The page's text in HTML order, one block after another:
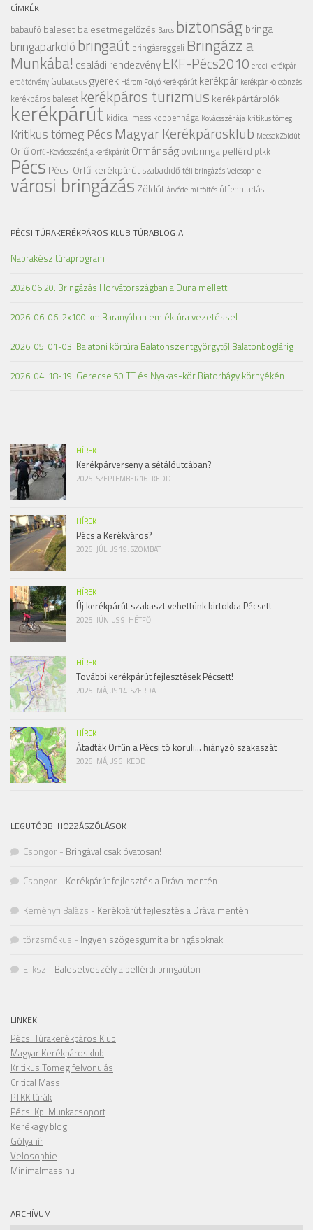
CÍMKÉK
babaufó balesetbalesetmegelőzés Barcs biztonságbringa
bringaparkolóbringaút bringásreggeli Bringázz a
Munkába! családi rendezvényEKF-Pécs2010 erdei kerékpár
erdőtörvény Gubacsos gyerek Három Folyó Kerékpárút kerékpár kerékpár kölcsönzés
kerékpáros baleset kerékpáros turizmus kerékpártárolók
kerékpárút kidical mass koppenhága Kovácsszénája kritikus tömeg
Kritikus tömeg PécsMagyar Kerékpárosklub Mecsek Zöldút
Orfű Orfű-Kovácsszénája kerékpárút Ormánságovibringapellérd ptkk
Pécs Pécs-Orfű kerékpárútszabadidő téli bringázásVelosophie
városi bringázás Zöldútárvédelmi töltés útfenntartás
PÉCSI TÚRAKERÉKPÁROS KLUB TÚRABLOGJA
Naprakész túraprogram
2026.06.20. Bringázás Horvátországban a Duna mellett
2026. 06. 06. 2x100 km Baranyában emléktúra vezetéssel
2026. 05. 01-03. Balatoni körtúra Balatonszentgyörgytől Balatonboglárig
2026. 04. 18-19. Gerecse 50 TT és Nyakas-kör Biatorbágy környékén
HÍREK
Kerékpárverseny a sétálóutcában?
2025. SZEPTEMBER 16. KEDD
HÍREK
Pécs a Kerékváros?
2025. JÚLIUS 19. SZOMBAT
HÍREK
Új kerékpárút szakaszt vehettünk birtokba Pécsett
2025. JÚNIUS 9. HÉTFŐ
HÍREK
További kerékpárút fejlesztések Pécsett!
2025. MÁJUS 14. SZERDA
HÍREK
Átadták Orfűn a Pécsi tó körüli… hiányzó szakaszát
2025. MÁJUS 6. KEDD
LEGUTÓBBI HOZZÁSZÓLÁSOK
Csongor - Bringával csak óvatosan!
Csongor - Kerékpárút fejlesztés a Dráva mentén
Keményfi Balázs - Kerékpárút fejlesztés a Dráva mentén
törzsmókus - Ingyen szögesgumit a bringásoknak!
Eliksz - Balesetveszély a pellérdi bringaúton
LINKEK
Pécsi Túrakerékpáros Klub
Magyar Kerékpárosklub
Kritikus Tömeg felvonulás
Critical Mass
PTKK túrák
Pécsi Kp. Munkacsoport
Kerékagy blog
Gólyahír
Velosophie
Minimalmass.hu
ARCHÍVUM